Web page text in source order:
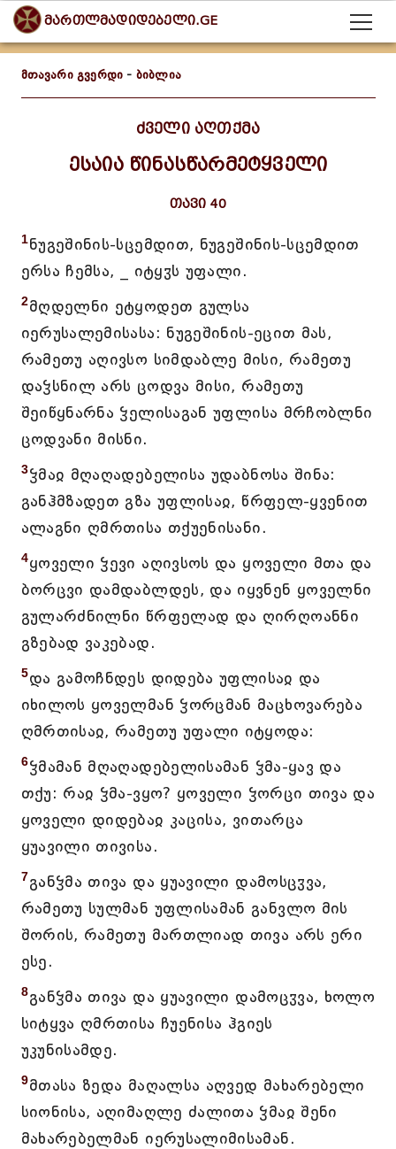
მართლმადიდებელი.GE
მთავარი გვერდი - ბიბლია
ძველი აღთქმა
ესაია წინასწარმეტყველი
თავი 40
1ნუგეშინის-სცემდით, ნუგეშინის-სცემდით
ერსა ჩემსა, _ იტყჳს უფალი.
2მღდელნი ეტყოდეთ გულსა
იერუსალემისასა: ნუგეშინის-ეცით მას,
რამეთუ აღივსო სიმდაბლე მისი, რამეთუ
დაჴსნილ არს ცოდვა მისი, რამეთუ
შეიწყნარნა ჴელისაგან უფლისა მრჩობლნი
ცოდვანი მისნი.
3ჴმაჲ მღაღადებელისა უდაბნოსა შინა:
განჰმზადეთ გზა უფლისაჲ, წრფელ-ყვენით
ალაგნი ღმრთისა თქუენისანი.
4ყოველი ჴევი აღივსოს და ყოველი მთა და
ბორცვი დამდაბლდეს, და იყვნენ ყოველნი
გულარძნილნი წრფელად და ღირღოანნი
გზებად ვაკებად.
5და გამოჩნდეს დიდება უფლისაჲ და
იხილოს ყოველმან ჴორცმან მაცხოვარება
ღმრთისაჲ, რამეთუ უფალი იტყოდა:
6ჴმამან მღაღადებელისამან ჴმა-ყავ და
თქუ: რაჲ ჴმა-ვყო? ყოველი ჴორცი თივა და
ყოველი დიდებაჲ კაცისა, ვითარცა
ყუავილი თივისა.
7განჴმა თივა და ყუავილი დამოსცჳვა,
რამეთუ სულმან უფლისამან განვლო მის
შორის, რამეთუ მართლიად თივა არს ერი
ესე.
8განჴმა თივა და ყუავილი დამოცჳვა, ხოლო
სიტყვა ღმრთისა ჩუენისა ჰგიეს
უკუნისამდე.
9მთასა ზედა მაღალსა აღვედ მახარებელი
სიონისა, აღიმაღლე ძალითა ჴმაჲ შენი
მახარებელმან იერუსალიმისამან.